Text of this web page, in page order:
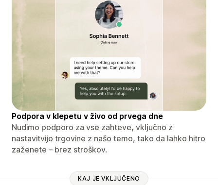
Podpora v klepetu v živo od prvega dne
Nudimo podporo za vse zahteve, vključno z
nastavitvijo trgovine z našo temo, tako da lahko hitro
zaženete – brez stroškov.
KAJ JE VKLJUČENO